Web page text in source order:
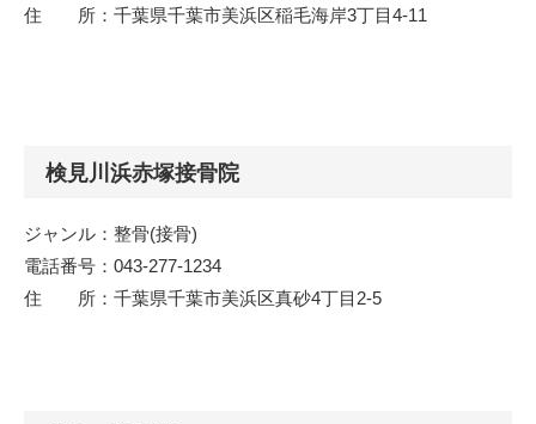
住 所：千葉県千葉市美浜区稲毛海岸3丁目4-11
検見川浜赤塚接骨院
ジャンル：整骨(接骨)
電話番号：043-277-1234
住 所：千葉県千葉市美浜区真砂4丁目2-5